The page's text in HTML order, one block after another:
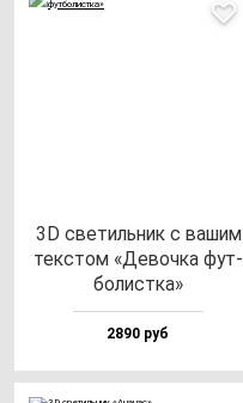
3D све­тиль­ник с ва­шим
тек­стом «Девоч­ка фут­
бо­лис­тка»
2890 руб